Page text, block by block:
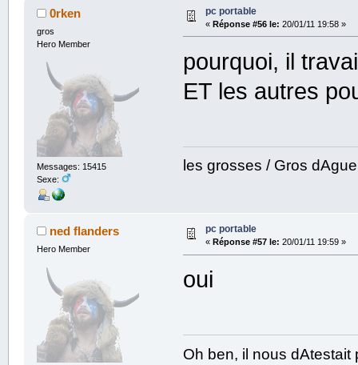
0rken
gros
Hero Member
Messages: 15415
Sexe:
pc portable
« Réponse #56 le: 20/01/11 19:58 »
pourquoi, il
ET les autres
les grosses / Gros
ned flanders
Hero Member
pc portable
« Réponse #57 le: 20/01/11 19:59 »
oui
Oh ben, il nous